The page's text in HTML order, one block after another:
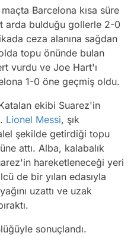
Barcelona kısa süre
arda bulduğu gollerle 2-0
ceza alanına sağdan
topu önünde bulan
vurdu ve Joe Hart'ı
1-0 öne geçmiş oldu.
ekibi Suarez'in
Lionel Messi, şık
şekilde getirdiği topu
attı. Alba, kalabalık
hareketleneceği yeri
de bir yılan edasıyla
uzattı ve uzak
sonuçlandı.